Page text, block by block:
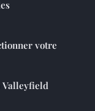
votre
Valleyfield